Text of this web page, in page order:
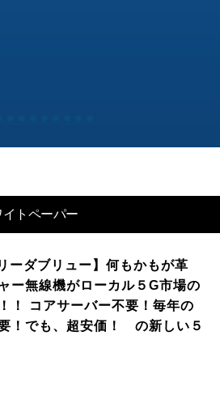
イトペーパー
ーダブリュー】何もかもが革
ー無線機がローカル５G市場の
！ コアサーバー不要！毎年の
！でも、超安価！ の新しい５